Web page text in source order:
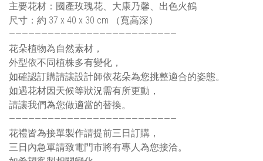
主要花材：國產玫瑰花、大康乃馨、出色火鶴
尺寸：約 37 x 40 x 30 cm （寬高深）
——————————————————————————
花朵植物為自然素材，
外型依不同植株多有變化，
如確認訂購請讓設計師依花朵為您挑整適合的姿態。
如遇花材因天候等狀況需有所更動，
請讓我們為您做適當的替換。
——————————————————————————
花禮皆為接單製作請提前三日訂購，
三日內急單請致電門市將有專人為您接洽。